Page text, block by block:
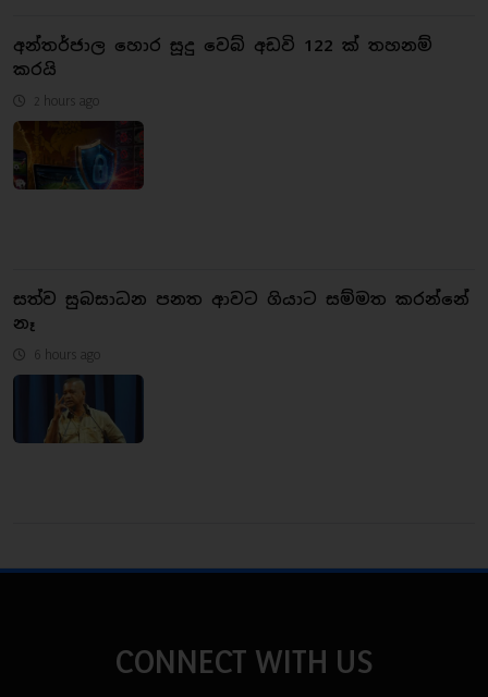
අන්තර්ජාල හොර සූදු වෙබ් අඩවි 122 ක් තහනම්
කරයි
2 hours ago
සත්ව සුබසාධන පනත ආවට ගියාට සම්මත කරන්නේ
නෑ
6 hours ago
CONNECT WITH US